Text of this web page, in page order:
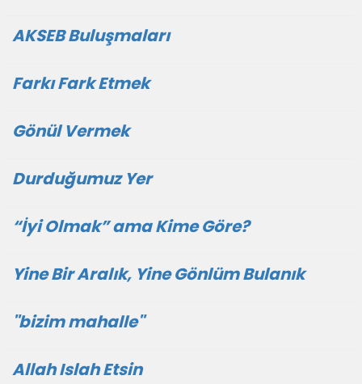
AKSEB Buluşmaları
Farkı Fark Etmek
Gönül Vermek
Durduğumuz Yer
“İyi Olmak” ama Kime Göre?
Yine Bir Aralık, Yine Gönlüm Bulanık
''bizim mahalle''
Allah Islah Etsin